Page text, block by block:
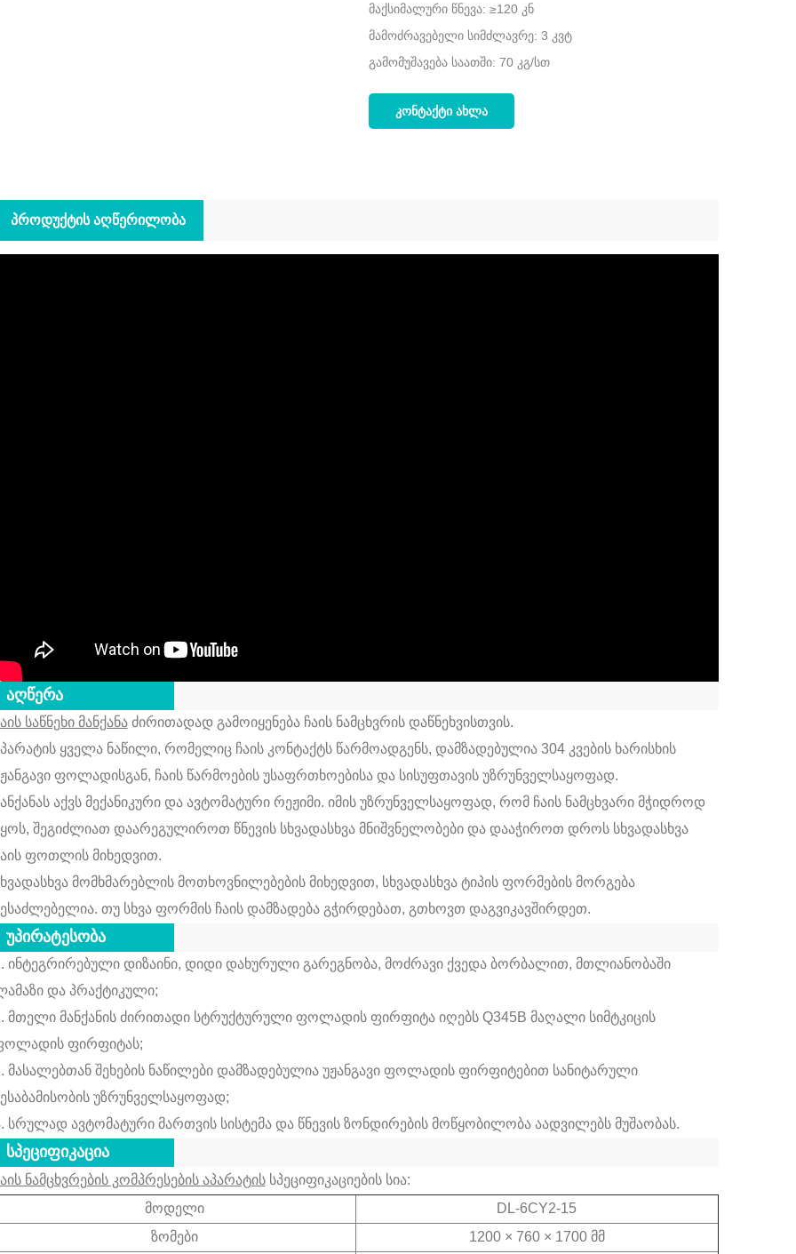
მაქსიმალური წნევა: ≥120 კნ
მამოძრავებელი სიმძლავრე: 3 კვტ
გამომუშავება საათში: 70 კგ/სთ
ᲙᲝᲜᲢᲐᲥᲢᲘ ᲐᲮᲚᲐ
ᲞᲠᲝᲓᲣᲥᲢᲘᲡ ᲐᲦᲬᲔᲠᲘᲚᲝᲑᲐ
აღწერა
საწნეხი მანქანაძირითადად გამოიყენება ჩაის ნამცხვრის დაწნეხვისთვის.
ყველა ნაწილი, რომელიც ჩაის კონტაქტს წარმოადგენს, დამზადებულია 304 კვების ხარისხის
ფოლადისგან, ჩაის წარმოების უსაფრთხოებისა და სისუფთავის უზრუნველსაყოფად.
აქვს მექანიკური და ავტომატური რეჟიმი. იმის უზრუნველსაყოფად, რომ ჩაის ნამცხვარი მჭიდროდ
შეგიძლიათ დაარეგულიროთ წნევის სხვადასხვა მნიშვნელობები და დააჭიროთ დროს სხვადასხვა
ფოთლის მიხედვით.
მომხმარებლის მოთხოვნილებების მიხედვით, სხვადასხვა ტიპის ფორმების მორგება
თუ სხვა ფორმის ჩაის დამზადება გჭირდებათ, გთხოვთ დაგვიკავშირდეთ.
უპირატესობა
ინტეგრირებული დიზაინი, დიდი დახურული გარეგნობა, მოძრავი ქვედა ბორბალით, მთლიანობაში
და პრაქტიკული;
მთელი მანქანის ძირითადი სტრუქტურული ფოლადის ფირფიტა იღებს Q345B მაღალი სიმტკიცის
ფირფიტას;
მასალებთან შეხების ნაწილები დამზადებულია უჟანგავი ფოლადის ფირფიტებით სანიტარული
უზრუნველსაყოფად;
სრულად ავტომატური მართვის სისტემა და წნევის ზონდირების მოწყობილობა აადვილებს მუშაობას.
სპეციფიკაცია
ნამცხვრების კომპრესების აპარატისსპეციფიკაციების სია:
მოდელი
DL-6CY2-15
ზომები
1200 × 760 × 1700 მმ